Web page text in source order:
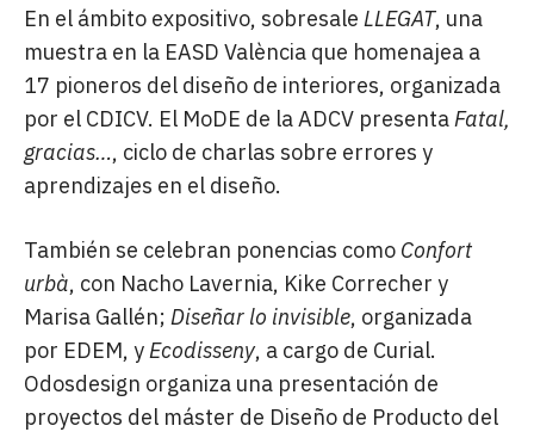
En el ámbito expositivo, sobresale LLEGAT, una
muestra en la EASD València que homenajea a
17 pioneros del diseño de interiores, organizada
por el CDICV. El MoDE de la ADCV presentaFatal,
gracias…, ciclo de charlas sobre errores y
aprendizajes en el diseño.
También se celebran ponencias como Confort
urbà, con Nacho Lavernia, Kike Correcher y
Marisa Gallén; Diseñar lo invisible, organizada
por EDEM, yEcodisseny, a cargo de Curial.
Odosdesign organiza una presentación de
proyectos del máster de Diseño de Producto del